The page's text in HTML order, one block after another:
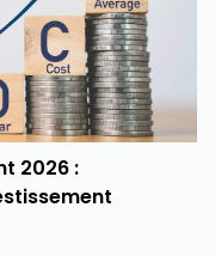
2026 :